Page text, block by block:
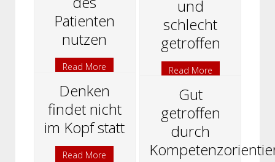
Patienten
nutzen
Read More
und
schlecht
getroffen
Read More
Denken
findet nicht
im Kopf statt
Read More
Gut
getroffen
durch